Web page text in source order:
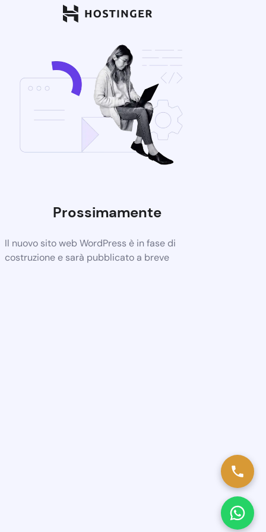
Prossimamente
Il nuovo sito web WordPress è in fase di
costruzione e sarà pubblicato a breve